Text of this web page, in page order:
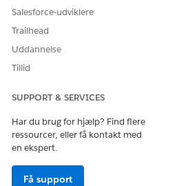
Salesforce-udviklere
Trailhead
Uddannelse
Tillid
SUPPORT & SERVICES
Har du brug for hjælp? Find flere
ressourcer, eller få kontakt med
en ekspert.
Få support